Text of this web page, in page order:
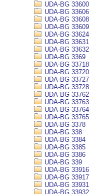
UDA-BG 33600
UDA-BG 33606
UDA-BG 33608
UDA-BG 33609
UDA-BG 33624
UDA-BG 33631
UDA-BG 33632
UDA-BG 3369
UDA-BG 33718
UDA-BG 33720
UDA-BG 33727
UDA-BG 33728
UDA-BG 33762
UDA-BG 33763
UDA-BG 33764
UDA-BG 33765
UDA-BG 3378
UDA-BG 338
UDA-BG 3384
UDA-BG 3385
UDA-BG 3386
UDA-BG 339
UDA-BG 33916
UDA-BG 33917
UDA-BG 33931
UDA-BG 33932